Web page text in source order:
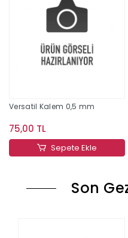
Versatil Kalem 0,5 mm
75,00 TL
Sepete Ekle
Son